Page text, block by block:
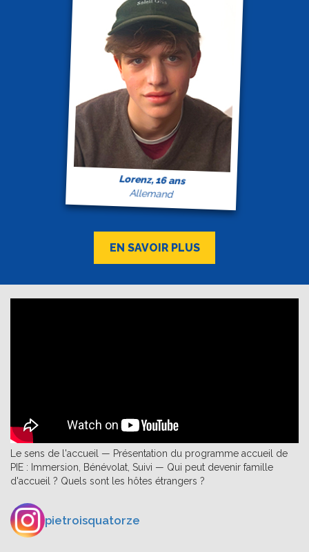
Lorenz, 16 ans
Allemand
EN SAVOIR PLUS
Le sens de l'accueil — Présentation du programme accueil de
PIE : Immersion, Bénévolat, Suivi — Qui peut devenir famille
d'accueil ? Quels sont les hôtes étrangers ?
pietroisquatorze